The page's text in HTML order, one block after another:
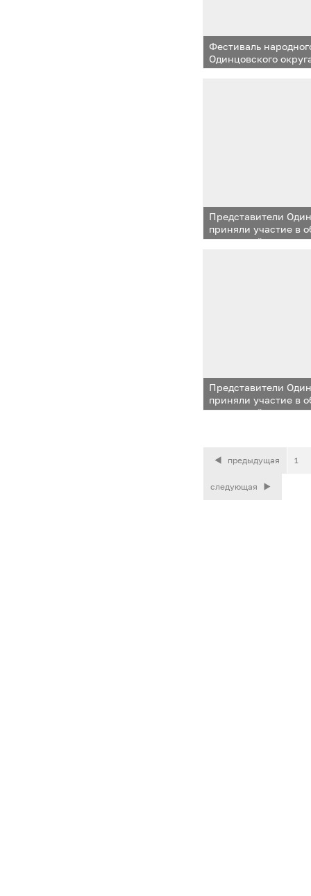
Фестиваль
Одинцовского
Представители
приняли участие в
инноваций и
Представители
приняли участие в
инноваций и
предыдущая 1
следующая